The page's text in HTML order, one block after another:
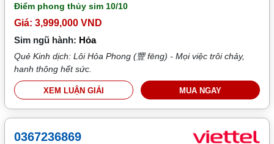
Điểm phong thủy sim 10/10
Giá: 3,999,000 VND
Sim ngũ hành: Hỏa
Quẻ Kinh dịch: Lôi Hỏa Phong (豐 fēng) - Mọi việc trôi chảy,
hanh thông hết sức.
XEM LUẬN GIẢI MUA NGAY
0367236869